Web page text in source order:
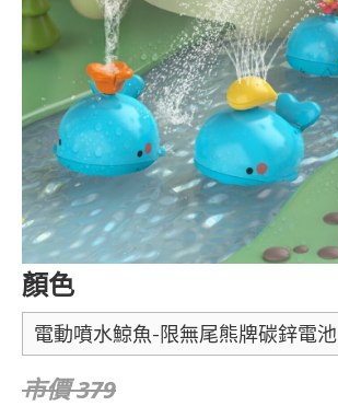
顏色
電動噴水鯨魚-限無尾熊牌碳鋅電池
市價 379